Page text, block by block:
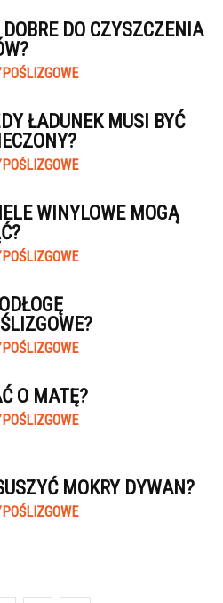
DO CZYSZCZENIA
ŁADUNEK MUSI BYĆ
WINYLOWE MOGĄ
O MATĘ?
MOKRY DYWAN?